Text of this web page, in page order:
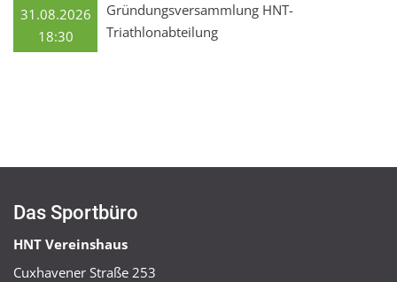
31.08.2026
18:30
Gründungsversammlung HNT-
Triathlonabteilung
Das Sportbüro
HNT Vereinshaus
Cuxhavener Straße 253